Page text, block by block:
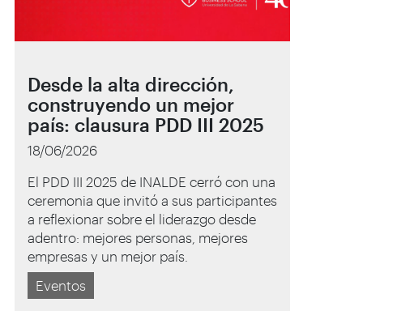
Desde la alta dirección,
construyendo un mejor
país: clausura PDD III 2025
18/06/2026
El PDD III 2025 de INALDE cerró con una
ceremonia que invitó a sus participantes
a reflexionar sobre el liderazgo desde
adentro: mejores personas, mejores
empresas y un mejor país.
Eventos